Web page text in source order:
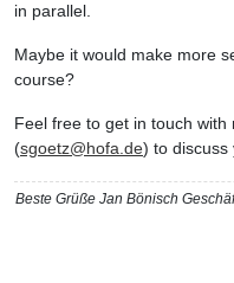
in parallel.
Maybe it would make more
course?
Feel free to get in touch with
(sgoetz@hofa.de) to discuss
Beste Grüße Jan Bönisch